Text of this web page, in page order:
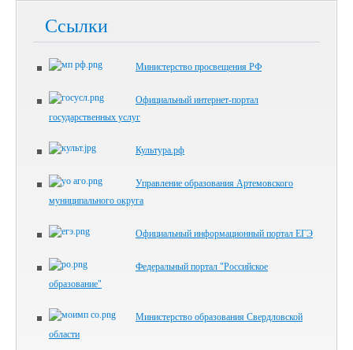
Ссылки
Министерство просвещения РФ
Официальный интернет-портал
государственных услуг
Культура.рф
Управление образования Артемовского
муниципального округа
Официальный информационный портал ЕГЭ
Федеральный портал "Российское
образование"
Министерство образования Свердловской
области